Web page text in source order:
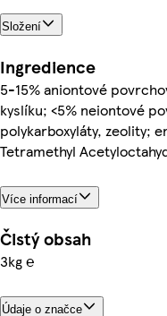
Složení
Ingredience
5-15% aniontové
kyslíku; <5% neiontové
polykarboxyláty, zeolity;
Tetramethyl
Více informací
Čistý obsah
3kg ℮
Údaje o značce